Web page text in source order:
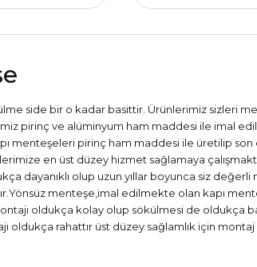
side bir o kadar basittir. Ürünlerimiz sizleri
pirinç ve alüminyum ham maddesi ile imal
pirinç ham maddesi ile üretilip son
en üst düzey hizmet sağlamaya
dayanıklı olup uzun yıllar boyunca siz
menteşe,imal edilmekte olan kapı
oldukça kolay olup sökülmesi de oldukça
rahattır üst düzey sağlamlık için